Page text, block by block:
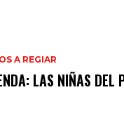
A REGIAR
LAS NIÑAS DEL